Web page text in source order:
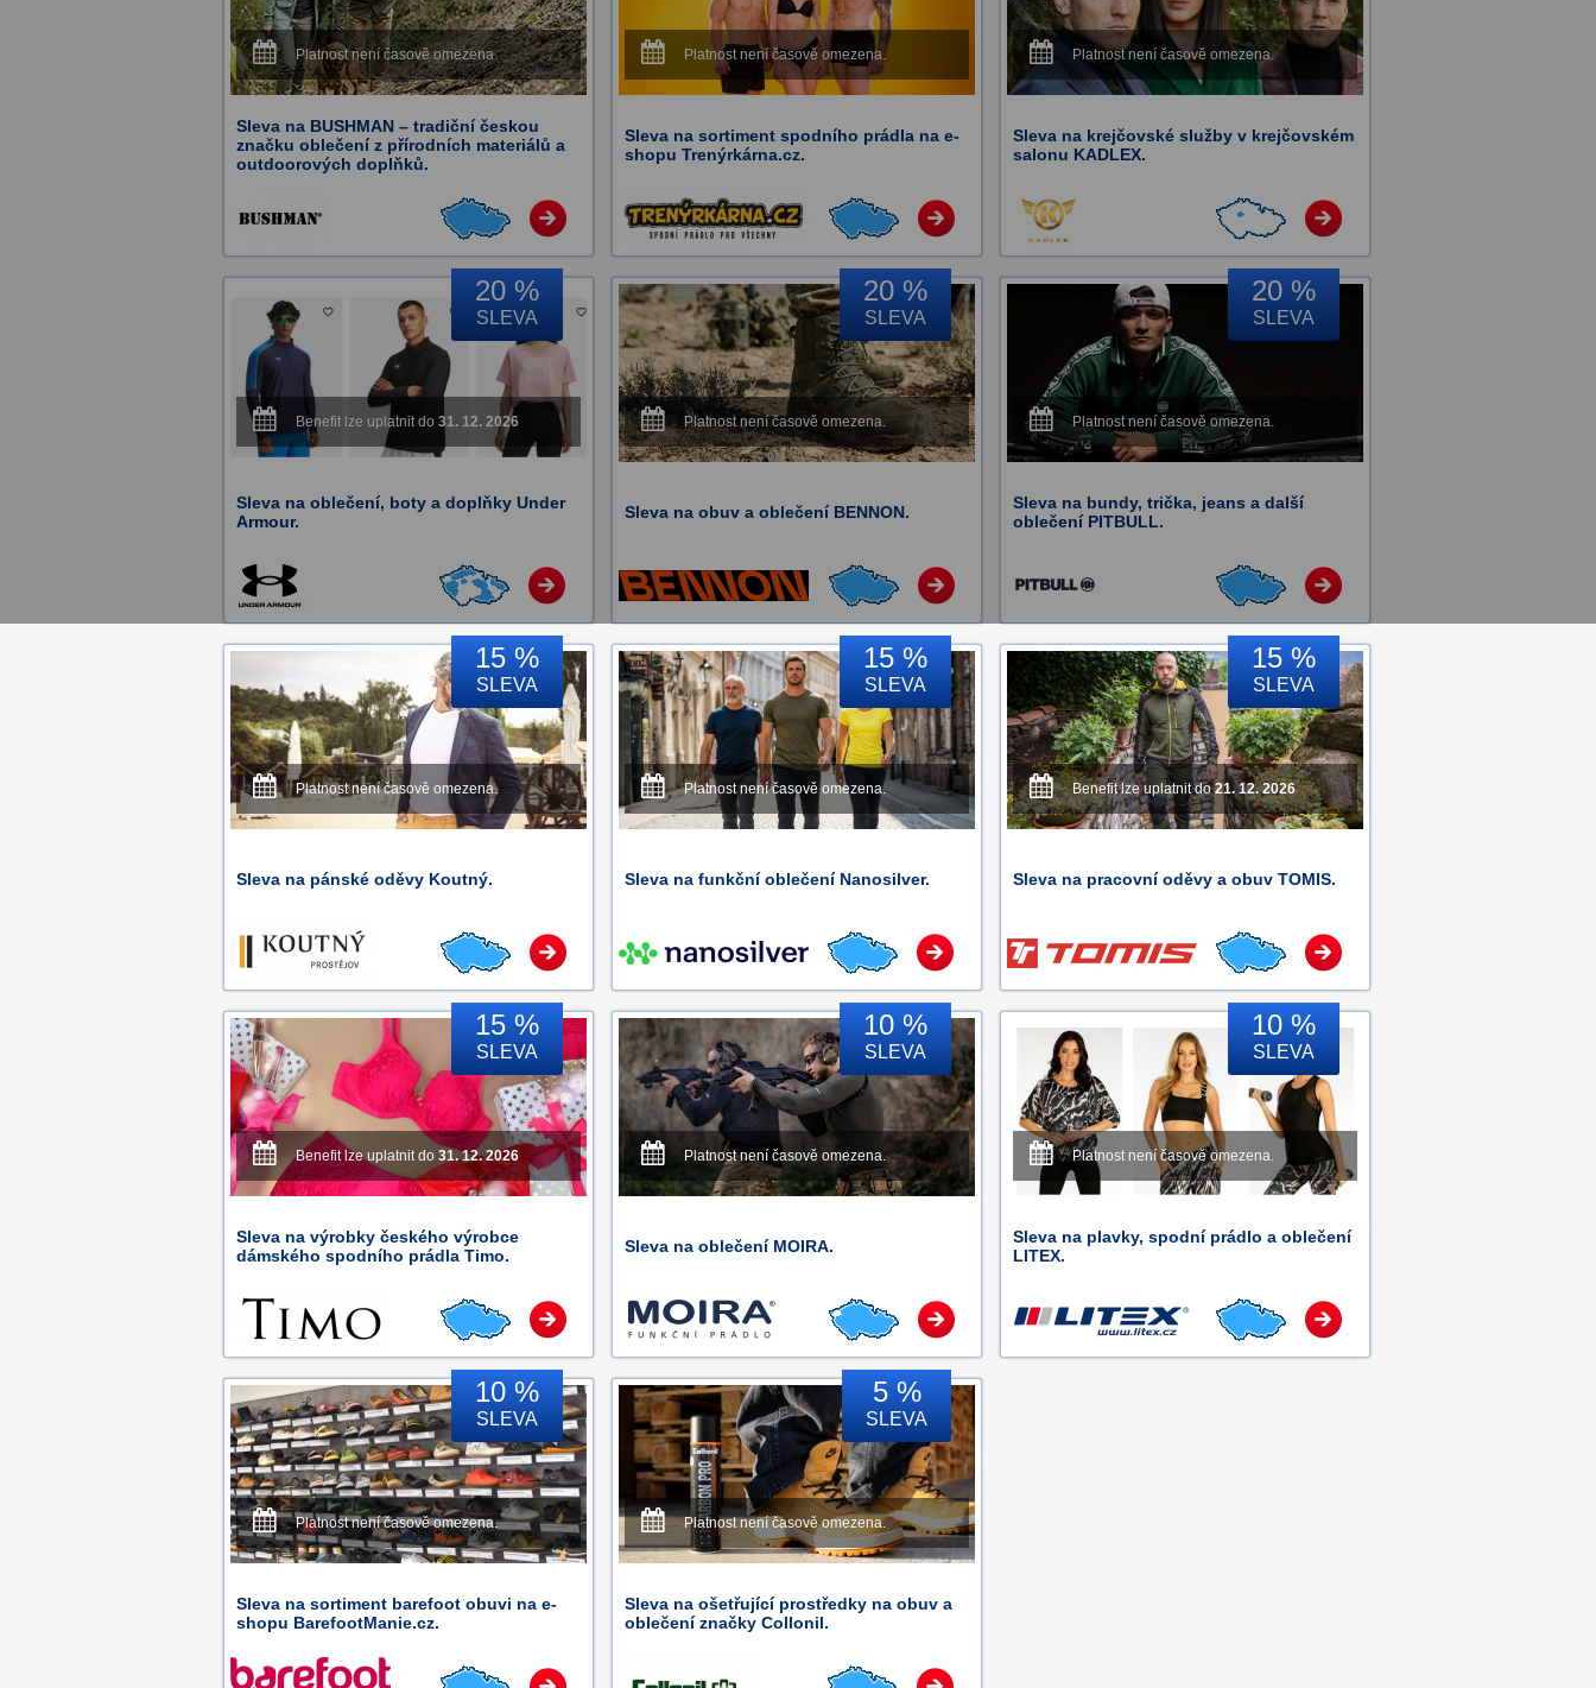
Platnost není časově omezena.
Sleva na BUSHMAN – tradiční českou
značku oblečení z přírodních materiálů a
outdoorových doplňků.
Platnost není časově omezena.
Sleva na sortiment spodního prádla na e-
shopu Trenýrkárna.cz.
Platnost není časově omezena.
Sleva na krejčovské služby v krejčovském
salonu KADLEX.
20 %
SLEVA
Benefit lze uplatnit do 31. 12. 2026
Sleva na oblečení, boty a doplňky Under
Armour.
20 %
SLEVA
Platnost není časově omezena.
Sleva na obuv a oblečení BENNON.
20 %
SLEVA
Platnost není časově omezena.
Sleva na bundy, trička, jeans a další
oblečení PITBULL.
15 %
SLEVA
Platnost není časově omezena.
Sleva na pánské oděvy Koutný.
15 %
SLEVA
Platnost není časově omezena.
Sleva na funkční oblečení Nanosilver.
15 %
SLEVA
Benefit lze uplatnit do21. 12. 2026
Sleva na pracovní oděvy a obuv TOMIS.
15 %
SLEVA
Benefit lze uplatnit do 31. 12. 2026
Sleva na výrobky českého výrobce
dámského spodního prádla Timo.
10 %
SLEVA
Platnost není časově omezena.
Sleva na oblečení MOIRA.
10 %
SLEVA
Platnost není časově omezena.
Sleva na plavky, spodní prádlo a oblečení
LITEX.
10 %
SLEVA
Platnost není časově omezena.
Sleva na sortiment barefoot obuvi na e-
shopu BarefootManie.cz.
5 %
SLEVA
Platnost není časově omezena.
Sleva na ošetřující prostředky na obuv a
oblečení značky Collonil.